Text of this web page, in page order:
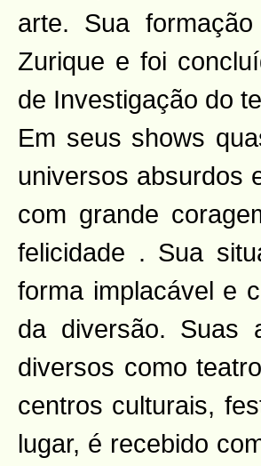
arte. Sua
Zurique e foi
de Investigação do
Em seus shows
universos absurdos
com grande
felicidade . Sua
forma implacável e
da diversão. Suas
diversos como
centros culturais,
lugar, é recebido